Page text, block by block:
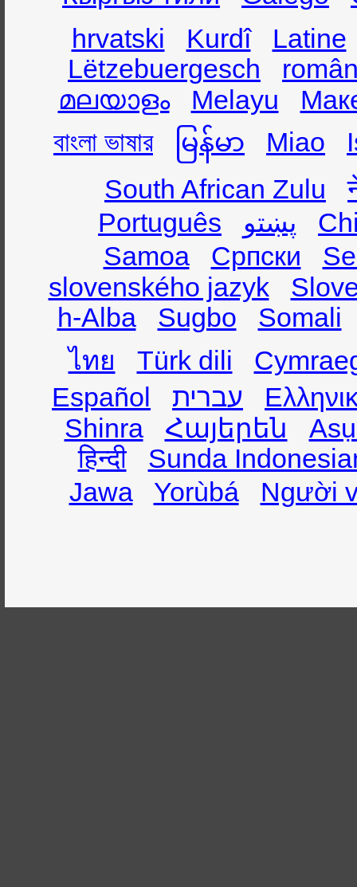
hrvatski
Kurdî
Latine
Lëtzebuergesch
മലയാളം
Melayu
বাংলা ভাষার
မြန်မာ Miao
South African Zulu
Português
پښتو
Samoa
Српски
slovenského jazyk
h-Alba
Sugbo
Somali
ไทย
Türk dili
Español
עברית
Shinra
Հայերեն
हिन्दी
Sunda
Jawa
Yorùbá Người